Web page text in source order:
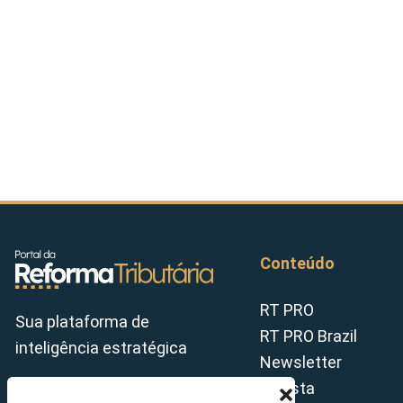
Sua plataforma de
inteligência estratégica
Conteúdo
RT PRO
RT PRO Brazil
Newsletter
Revista